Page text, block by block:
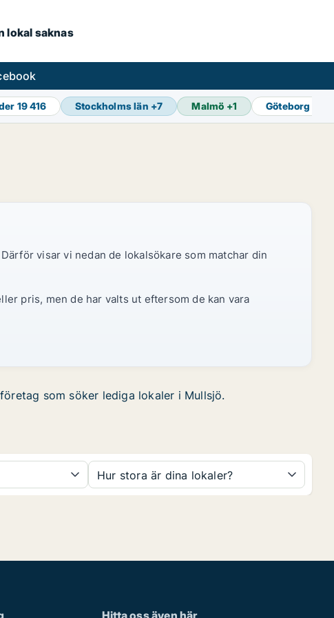
lokal saknas
19 416 Stockholms län +7 Malmö +1 Göteborg
visar vi nedan de lokalsökare som matchar din
pris, men de har valts ut eftersom de kan vara
som söker lediga lokaler i Mullsjö.
Hur stora är dina lokaler?
Hitta oss även här